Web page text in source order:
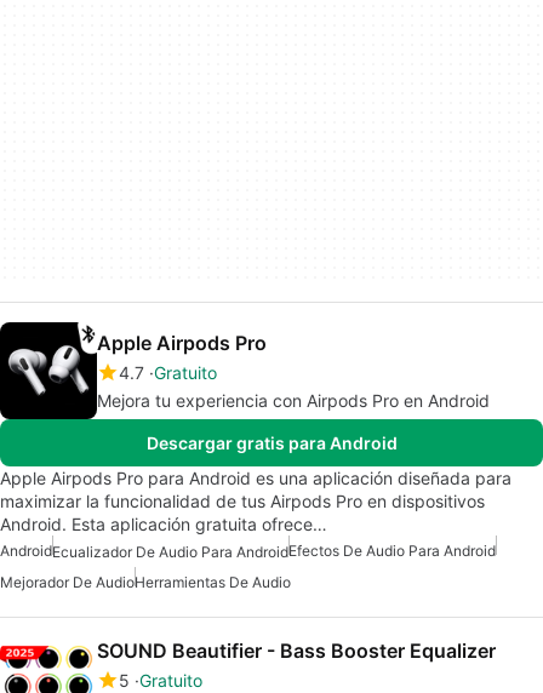
Apple Airpods Pro
4.7 Gratuito
Mejora tu experiencia con Airpods Pro en Android
Descargar gratis para Android
Apple Airpods Pro para Android es una aplicación diseñada para
maximizar la funcionalidad de tus Airpods Pro en dispositivos
Android. Esta aplicación gratuita ofrece…
AndroidEcualizador De Audio Para AndroidEfectos De Audio Para Android
Mejorador De AudioHerramientas De Audio
SOUND Beautifier - Bass Booster Equalizer
5 Gratuito